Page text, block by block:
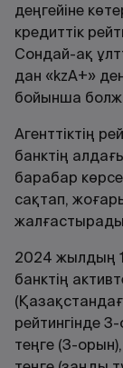
деңгейіне
кредиттік
Сондай-ақ
дан «kzA+»
бойынша
Агенттіктің
банктің
барабар
сақтап,
жалғастырады
2024 жылдың
банктің
рейтингінде
теңге (3-